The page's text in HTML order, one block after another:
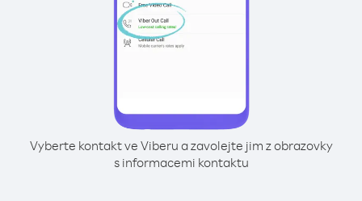
Vyberte kontakt ve Viberu a zavolejte jim z obrazovky
s informacemi kontaktu